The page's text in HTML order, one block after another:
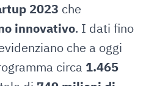
2023 che
innovativo. I dati fino
che a oggi
circa 1.465